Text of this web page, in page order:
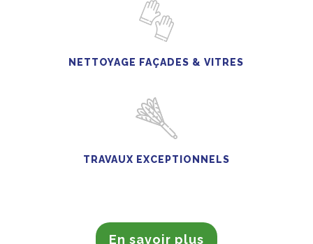
NETTOYAGE FAÇADES & VITRES
TRAVAUX EXCEPTIONNELS
En savoir plus